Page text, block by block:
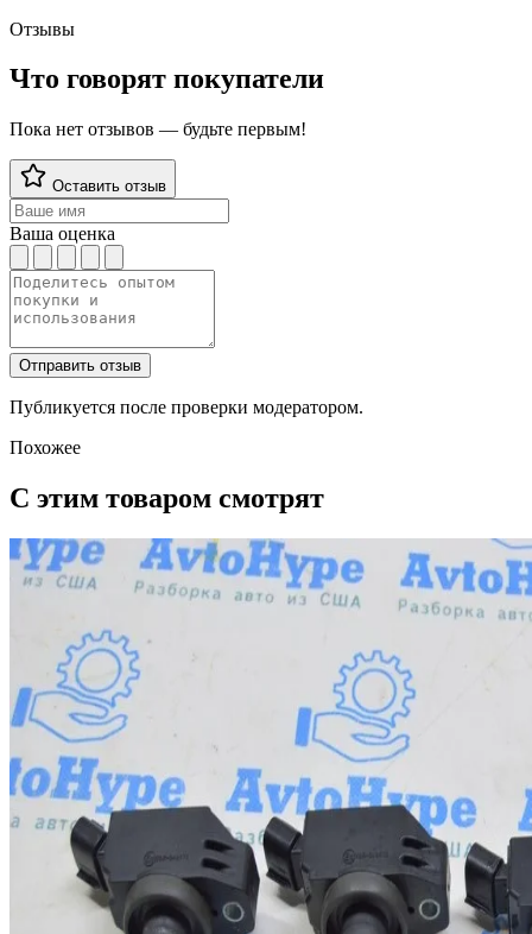
Отзывы
Что говорят покупатели
Пока нет отзывов — будьте первым!
Оставить отзыв
Ваша оценка
Отправить отзыв
Публикуется после проверки модератором.
Похожее
С этим товаром смотрят